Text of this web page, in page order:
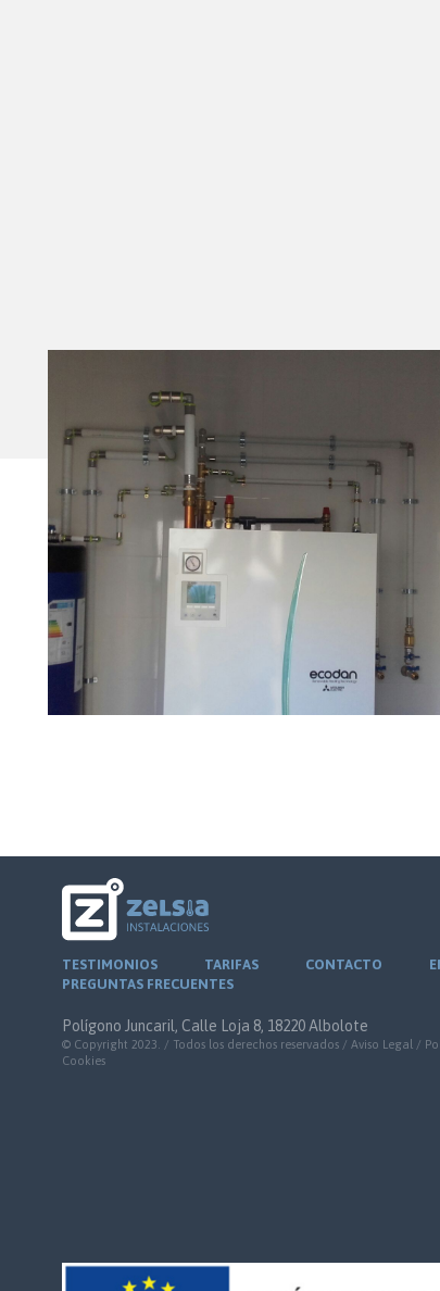
TESTIMONIOS TARIFAS CONTACTO
PREGUNTAS FRECUENTES
Polígono Juncaril, Calle Loja 8, 18220 Albolote
© Copyright 2023. / Todos los derechos reservados / Aviso Legal /
Cookies